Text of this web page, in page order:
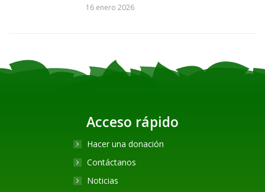
16 enero 2026
Acceso rápido
Hacer una donación
Contáctanos
Noticias